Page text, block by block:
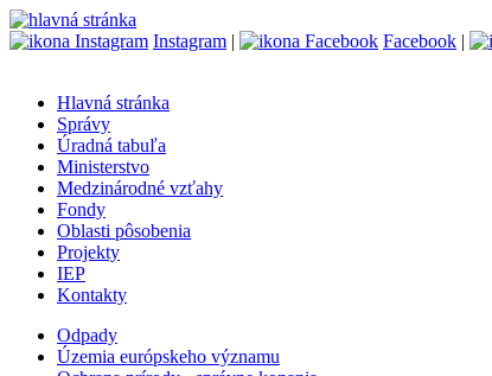
Instagram | Facebook |
Hlavná stránka
Správy
Úradná tabuľa
Ministerstvo
Medzinárodné vzťahy
Fondy
Oblasti pôsobenia
Projekty
IEP
Kontakty
Odpady
Územia európskeho významu